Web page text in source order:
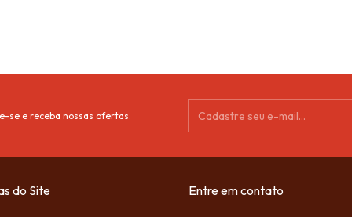
se e receba nossas ofertas.
do Site Entre em contato